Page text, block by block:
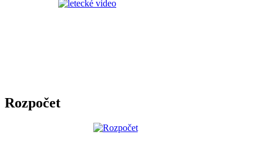
Rozpočet